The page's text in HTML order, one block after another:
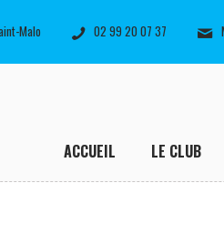
Malo 02 99 20 07 37
ACCUEIL LE CLUB